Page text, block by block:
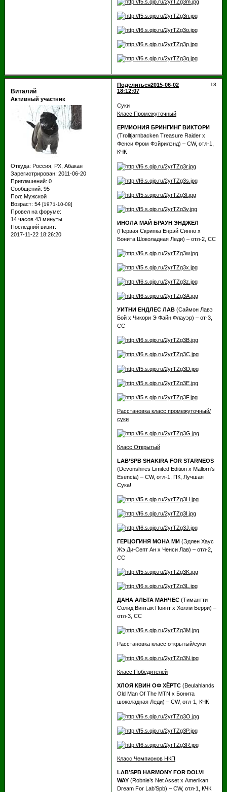
Поделиться 18
2015-06-02
18:12:07
Виталий
Активный участник
Откуда: Россия, РХ, Абакан
Зарегистрирован: 2011-06-20
Приглашений: 0
Сообщений: 95
Пол: Мужской
Возраст: 54 [1971-10-08]
Провел на форуме:
14 часов 43 минуты
Последний визит:
2017-11-22 18:26:20
Суки
Класс Промежуточный
ЕРМИОНИЯ БРИНГИНГ ВИКТОРИ
(Trolltjarnbacken Treasure Raider х
Фенси Фром Фэйрилэнд) – CW, отл-1,
КЧК
ИНОЛА МАЙ БРАУН ЭНДЖЕЛ
(Первая Скрипка Енрэй Синно х
Бонита Шоколадная Леди) – отл-2, СС
УИТНИ ЕНДЛЕС ЛАВ (Саймон Лавэ
Бой х Чикори Э Файн Флауэр) – от-3,
СС
Расстановка класс промежуточный/
суки
Класс Открытый
LAB’SPB SHAKIRA FOR STARNEOS
(Devonshires Limited Edition х Mallorn’s
Esencia) – CW, отл-1, ПК, Лучшая
Сука!
ГЕРЦОГИНЯ МОНА МИ (Эдлен Хаус
Жэ Ди-Септ Ан х Ченси Лав) – отл-2,
СС
ДАНА АЛЬТА МАНЧЕС (Тимантти
Солид Винтаж Поинт х Холли Берри) –
отл-3, СС
Расстановка класс открытый/суки
Класс Победителей
ХЛОЯ КВИН ОФ ХЁРТС(Beulahlands
Old Man Of The MTN х Бонита
шоколадная Леди) – CW, отл-1, КЧК
Класс Чемпионов НКП
LAB’SPB HARMONY FOR DOLVI
WAY (Robnie’s Net Asset х Amerikan
Dream For Lab’Spb) – CW, отл-1, КЧК